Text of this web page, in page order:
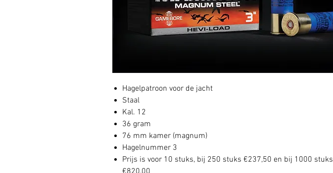
Hagelpatroon voor de jacht
Staal
Kal. 12
36 gram
76 mm kamer (magnum)
Hagelnummer 3
Prijs is voor 10 stuks, bij 250 stuks €237,50 en bij 1000 stuks